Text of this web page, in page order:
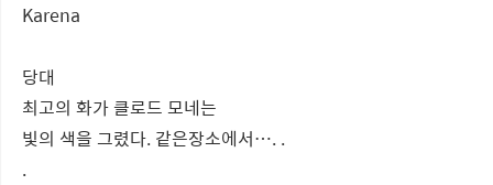
Karena
당대
최고의 화가 클로드 모네는
빛의 색을 그렸다. 같은장소에서…. .
.